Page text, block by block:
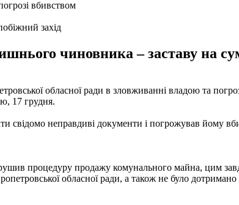
захід
чиновника – заставу на
обласної ради в зловживанні владою та
17 грудня.
свідомо неправдиві документи і погрожував йому
процедуру продажу комунального майна, цим
обласної ради, а також не було